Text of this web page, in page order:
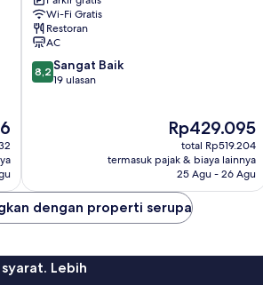
Jakarta
Pusat
Wi-Fi Gratis
Restoran
AC
8.2
dari
8,2 Sangat Baik
19 ulasan
Harga
sekarang
Rp429.095
Rp429.095
total Rp519.204
termasuk pajak & biaya lainnya
25 Agu - 26 Agu
dengan properti serupa
Lebih